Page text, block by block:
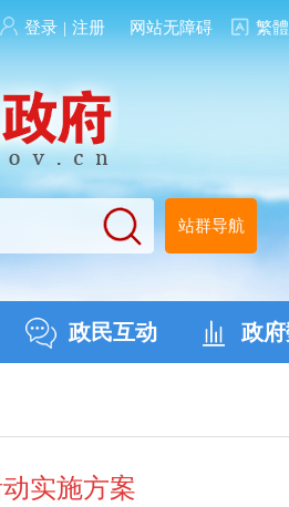
登录 | 注册 网站无障碍 繁體
站群导航
政民互动 政
实施方案